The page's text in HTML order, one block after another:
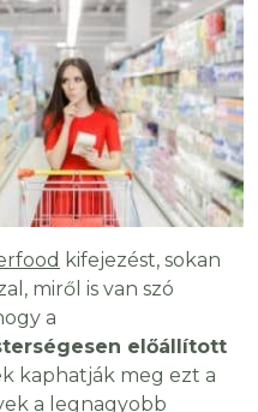
kifejezést, sokan
miről is van szó
a
előállított
kaphatják meg ezt a
a legnagyobb